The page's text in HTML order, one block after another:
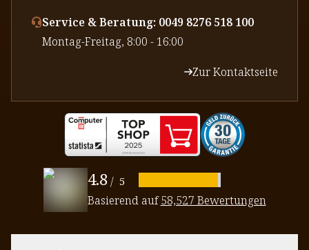
Service & Beratung: 0049 8276 518 100
⁠Montag-Freitag, 8:00 - 16:00
Zur Kontaktseite
4.8 / 5
Basierend auf58,527 Bewertungen